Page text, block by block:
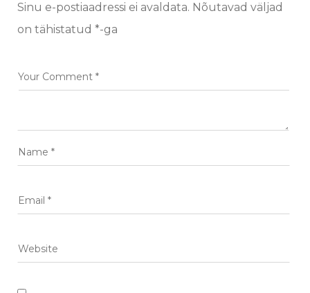
Sinu e-postiaadressi ei avaldata. Nõutavad väljad
on tähistatud*-ga